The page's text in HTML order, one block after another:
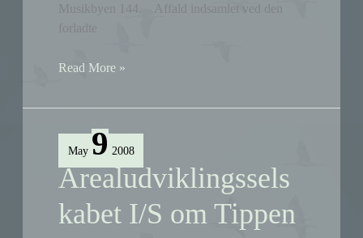
Musikbyen 144. Affald indsamlet ved den
Arbejdsdag
5
Read More »
May 9 2008
Arealudviklingssels
kabet I/S om Tippen